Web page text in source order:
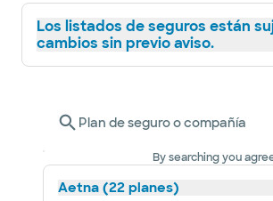
Los listados de seguros están
cambios sin previo aviso.
Plan de seguro o compañía
By searching you
Aetna (22 planes)